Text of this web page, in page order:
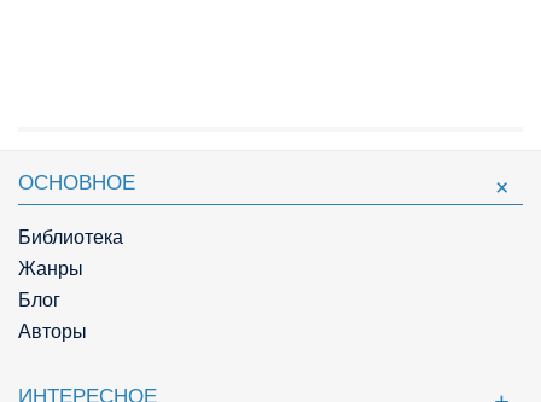
ОСНОВНОЕ
Библиотека
Жанры
Блог
Авторы
ИНТЕРЕСНОЕ